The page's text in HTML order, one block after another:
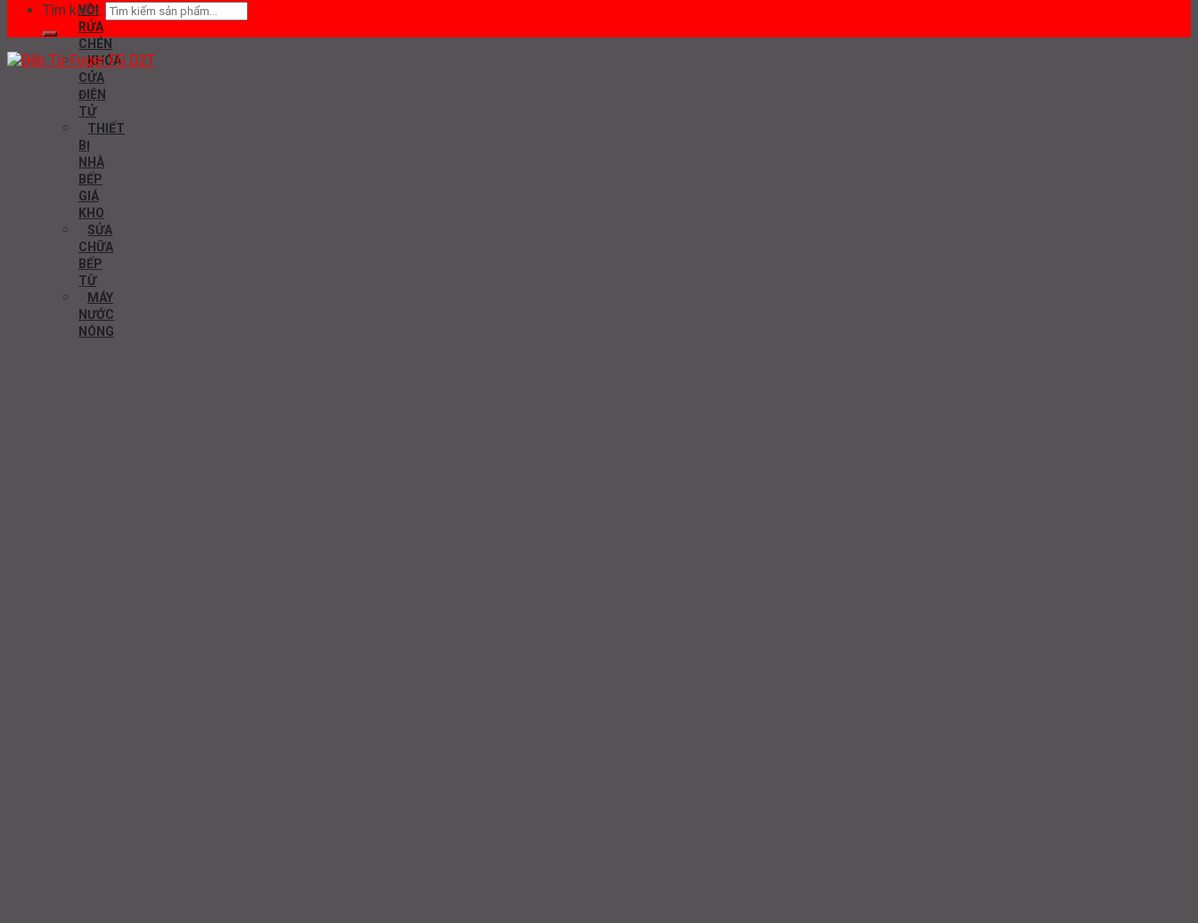
VÒI
RỬA
CHÉN
KHÓA
CỬA
ĐIỆN
TỬ
THIẾT
BỊ
NHÀ
BẾP
GIÁ
KHO
SỬA
CHỮA
BẾP
TỪ
MÁY
NƯỚC
NÓNG
Tìm kiếm: